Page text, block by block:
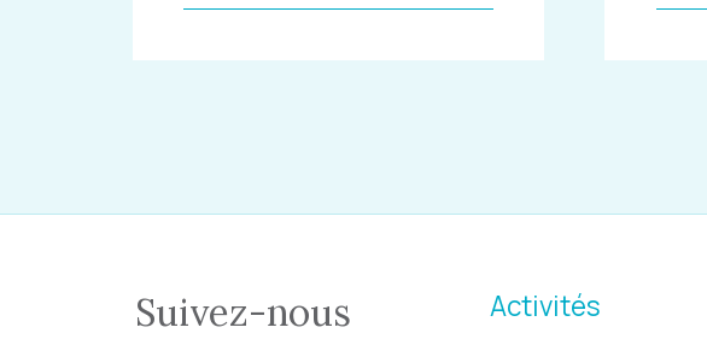
Suivez-nous Activités